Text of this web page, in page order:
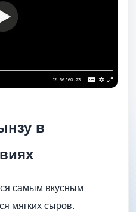
в
самым вкусным
мягких сыров.